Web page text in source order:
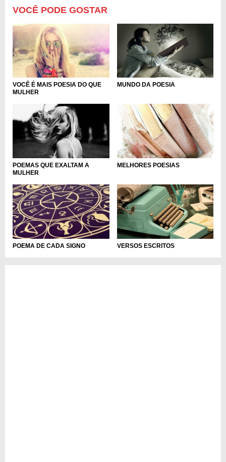
VOCÊ PODE GOSTAR
VOCÊ É MAIS POESIA DO QUE
MULHER
MUNDO DA POESIA
POEMAS QUE EXALTAM A
MULHER
MELHORES POESIAS
POEMA DE CADA SIGNO VERSOS ESCRITOS